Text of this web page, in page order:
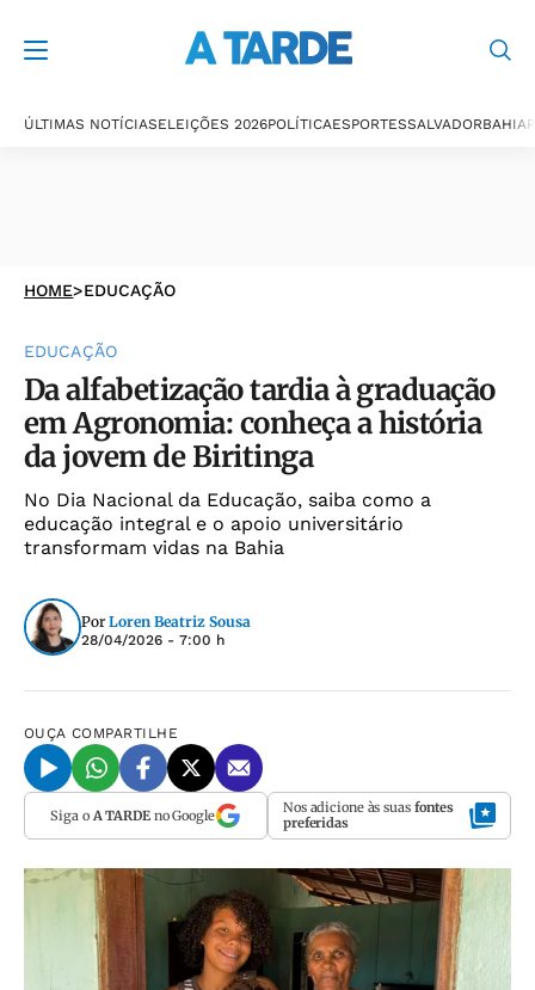
ÚLTIMAS NOTÍCIASELEIÇÕES 2026POLÍTICAESPORTESSALVADORBAHIA
HOME>EDUCAÇÃO
EDUCAÇÃO
Da alfabetização tardia à graduação
em Agronomia: conheça a história
da jovem de Biritinga
No Dia Nacional da Educação, saiba como a
educação integral e o apoio universitário
transformam vidas na Bahia
Por Loren Beatriz Sousa
28/04/2026 - 7:00 h
OUÇA COMPARTILHE
Siga o A TARDEno Google Nos adicione às suas fontes
preferidas